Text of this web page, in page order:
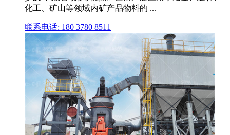
化工、矿山等领域内矿产品物料的 ...
联系电话: 180 3780 8511